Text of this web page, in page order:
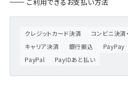
ご利用できるお支払い方法
クレジットカード決済
コンビニ決済
キャリア決済
銀行振込 PayPay
PayPal
PayIDあと払い